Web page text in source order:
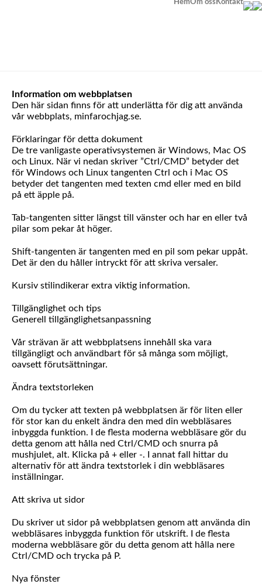
HemOm ossKontakt
Information om webbplatsen
Den här sidan finns för att underlätta för dig att använda
vår webbplats, minfarochjag.se.
Förklaringar för detta dokument
De tre vanligaste operativsystemen är Windows, Mac OS
och Linux. När vi nedan skriver ”Ctrl/CMD” betyder det
för Windows och Linux tangenten Ctrl och i Mac OS
betyder det tangenten med texten cmd eller med en bild
på ett äpple på.
Tab-tangenten sitter längst till vänster och har en eller två
pilar som pekar åt höger.
Shift-tangenten är tangenten med en pil som pekar uppåt.
Det är den du håller intryckt för att skriva versaler.
Kursiv stilindikerar extra viktig information.
Tillgänglighet och tips
Generell tillgänglighetsanpassning
Vår strävan är att webbplatsens innehåll ska vara
tillgängligt och användbart för så många som möjligt,
oavsett förutsättningar.
Ändra textstorleken
Om du tycker att texten på webbplatsen är för liten eller
för stor kan du enkelt ändra den med din webbläsares
inbyggda funktion. I de flesta moderna webbläsare gör du
detta genom att hålla ned Ctrl/CMD och snurra på
mushjulet, alt. Klicka på + eller -. I annat fall hittar du
alternativ för att ändra textstorlek i din webbläsares
inställningar.
Att skriva ut sidor
Du skriver ut sidor på webbplatsen genom att använda din
webbläsares inbyggda funktion för utskrift. I de flesta
moderna webbläsare gör du detta genom att hålla nere
Ctrl/CMD och trycka på P.
Nya fönster